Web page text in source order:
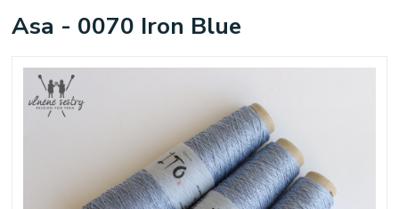
Asa - 0070 Iron Blue